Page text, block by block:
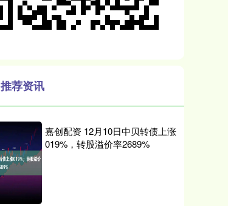
推荐资讯
嘉创配资 12月10日中贝转债上涨
019%，转股溢价率2689%